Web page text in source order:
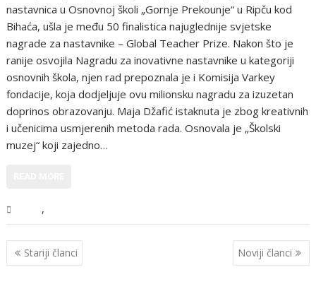
nastavnica u Osnovnoj školi „Gornje Prekounje“ u Ripču kod
Bihaća, ušla je među 50 finalistica najuglednije svjetske
nagrade za nastavnike – Global Teacher Prize. Nakon što je
ranije osvojila Nagradu za inovativne nastavnike u kategoriji
osnovnih škola, njen rad prepoznala je i Komisija Varkey
fondacije, koja dodjeljuje ovu milionsku nagradu za izuzetan
doprinos obrazovanju. Maja Džafić istaknuta je zbog kreativnih
i učenicima usmjerenih metoda rada. Osnovala je „Školski
muzej“ koji zajedno…
,
Stariji članci Noviji članci